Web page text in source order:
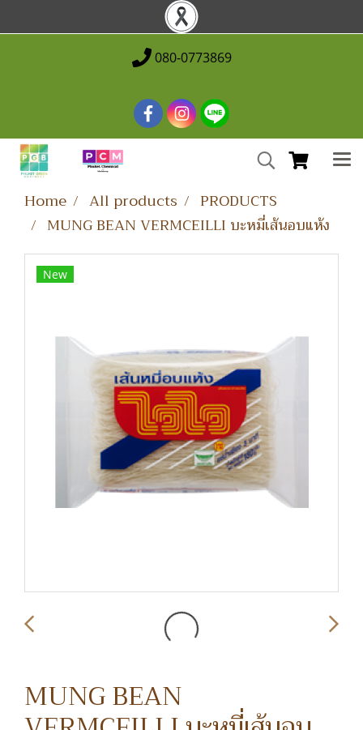
080-0773869
Home All products
PRODUCTS
MUNG BEAN VERMCEILLI บะหมี่เส้นอบแห้ง
New
MUNG BEAN